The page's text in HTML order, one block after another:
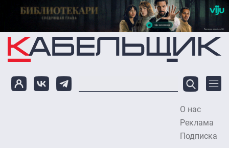
Перейти к основному содержанию
О нас
Реклама
Подписка